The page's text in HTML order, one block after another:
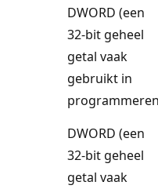
DWORD (een
32-bit geheel
getal vaak
gebruikt in
DWORD (een
32-bit geheel
getal vaak